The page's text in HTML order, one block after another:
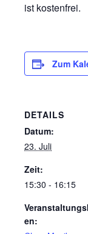
ist kostenfrei.
Zum
DETAILS
Datum:
23. Juli
Zeit:
15:30 - 16:15
en: